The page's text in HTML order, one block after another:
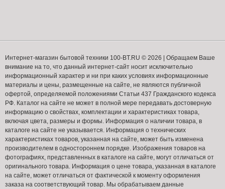
Интернет-магазин бытовой техники 100-BT.RU © 2026 | Обращаем Ваше
внимание на то, что данный интернет-сайт носит исключительно
информационный характер и ни при каких условиях информационные
материалы и цены, размещенные на сайте, не являются публичной
офертой, определяемой положениями Статьи 437 Гражданского кодекса
РФ. Каталог на сайте не может в полной мере передавать достоверную
информацию о свойствах, комплектации и характеристиках товара,
включая цвета, размеры и формы. Информация о наличии товара, в
каталоге на сайте не указывается. Информация о технических
характеристиках товаров, указанная на сайте, может быть изменена
производителем в одностороннем порядке. Изображения товаров на
фотографиях, представленных в каталоге на сайте, могут отличаться от
оригинального товара. Информация о цене товара, указанная в каталоге
на сайте, может отличаться от фактической к моменту оформления
заказа на соответствующий товар. Мы обрабатываем данные